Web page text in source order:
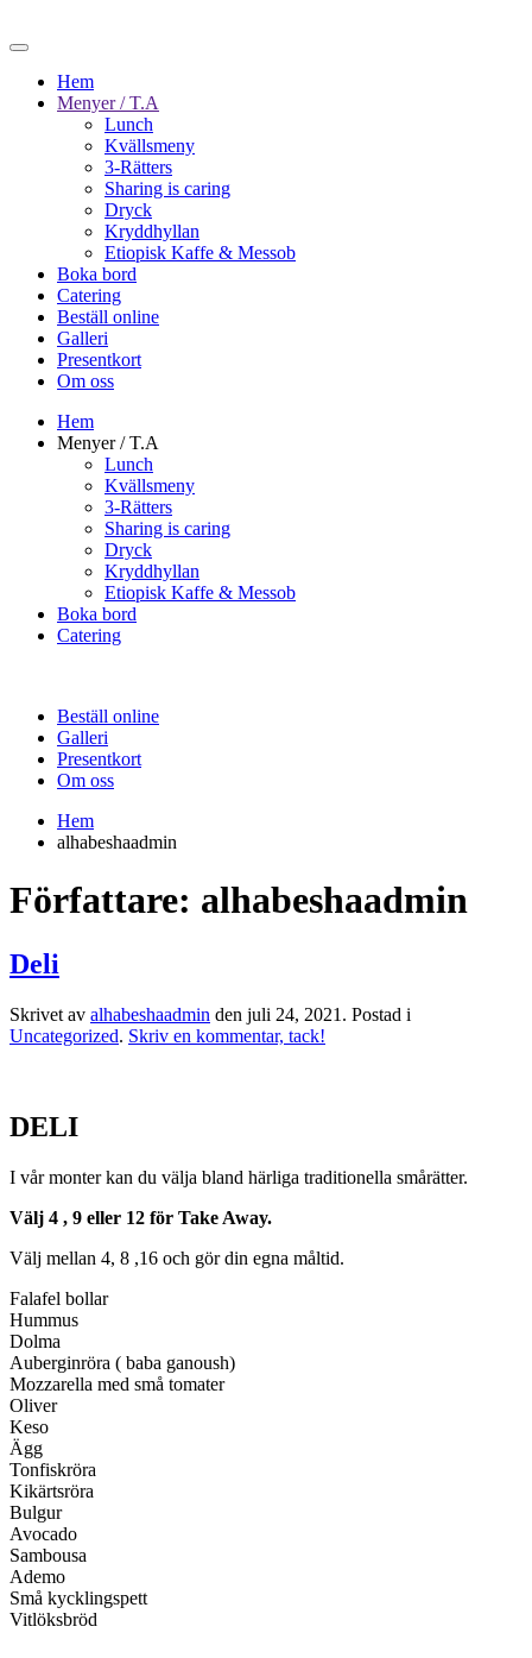
Hem
Menyer / T.A
Lunch
Kvällsmeny
3-Rätters
Sharing is caring
Dryck
Kryddhyllan
Etiopisk Kaffe & Messob
Boka bord
Catering
Beställ online
Galleri
Presentkort
Om oss
Hem
Menyer / T.A
Lunch
Kvällsmeny
3-Rätters
Sharing is caring
Dryck
Kryddhyllan
Etiopisk Kaffe & Messob
Boka bord
Catering
Beställ online
Galleri
Presentkort
Om oss
Hem
alhabeshaadmin
Författare: alhabeshaadmin
Deli
Skrivet av alhabeshaadmin den juli 24, 2021 . Postad i
Uncategorized. Skriv en kommentar, tack!
DELI
I vår monter kan du välja bland härliga traditionella smårätter.
Välj 4 , 9 eller 12 för Take Away.
Välj mellan 4, 8 ,16 och gör din egna måltid.
Falafel bollar
Hummus
Dolma
Auberginröra ( baba ganoush)
Mozzarella med små tomater
Oliver
Keso
Ägg
Tonfiskröra
Kikärtsröra
Bulgur
Avocado
Sambousa
Ademo
Små kycklingspett
Vitlöksbröd